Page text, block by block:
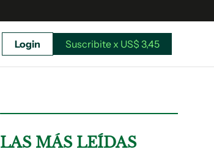
Login Suscribite x US$ 3,45
LAS MÁS LEÍDAS